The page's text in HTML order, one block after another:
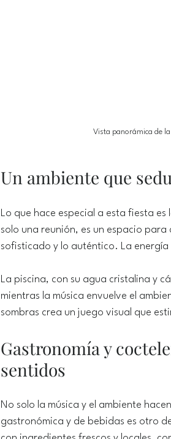
Vista panorámica de
Un ambiente que
Lo que hace especial a esta fiesta
solo una reunión, es un espacio
sofisticado y lo auténtico. La
La piscina, con su agua cristalina y
mientras la música envuelve el
sombras crea un juego visual que
Gastronomía y
sentidos
No solo la música y el ambiente
gastronómica y de bebidas es otro